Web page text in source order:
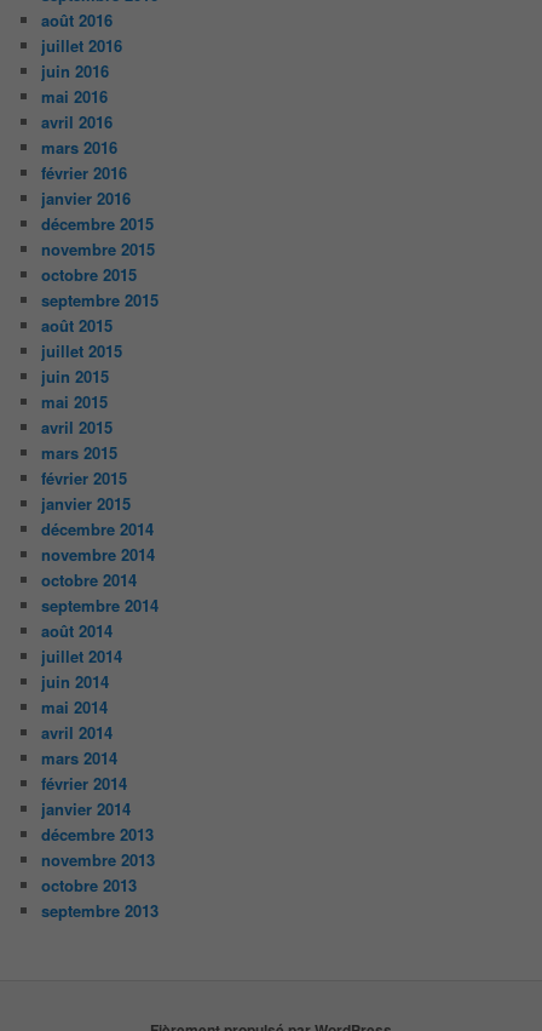
août 2016
juillet 2016
juin 2016
mai 2016
avril 2016
mars 2016
février 2016
janvier 2016
décembre 2015
novembre 2015
octobre 2015
septembre 2015
août 2015
juillet 2015
juin 2015
mai 2015
avril 2015
mars 2015
février 2015
janvier 2015
décembre 2014
novembre 2014
octobre 2014
septembre 2014
août 2014
juillet 2014
juin 2014
mai 2014
avril 2014
mars 2014
février 2014
janvier 2014
décembre 2013
novembre 2013
octobre 2013
septembre 2013